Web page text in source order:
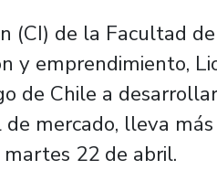
(CI) de la Facultad
y emprendimiento,
de Chile a
mercado, lleva
22 de abril.